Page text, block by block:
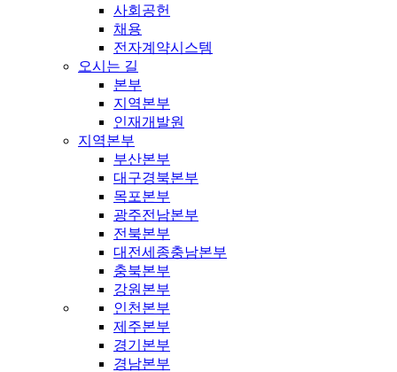
사회공헌
채용
전자계약시스템
오시는 길
본부
지역본부
인재개발원
지역본부
부산본부
대구경북본부
목포본부
광주전남본부
전북본부
대전세종충남본부
충북본부
강원본부
인천본부
제주본부
경기본부
경남본부